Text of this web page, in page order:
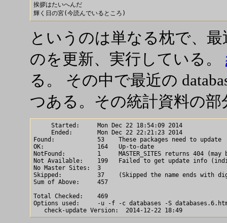
挨拶はたいへんだ
というのは単なる枕で、
のを更新、実行している。
る。 その中で最近の
つある。その統計資料の
     Started:     Mon Dec 22 18:54:09 2014
     Ended:       Mon Dec 22 22:21:23 2014
Found:            53	These packages need to update
OK:               164	Up-to-date
NotFound:         1	MASTER_SITES returns 404 (may be wrong observation)
Not Available:    199	Failed to get update info (indicated as 0.0)
No Master Sites:  3
Skipped:          37	(Skipped the name ends with digits)
Sum of Above:     457
Total Checked:    469
Options used:     -u -f -c databases -S